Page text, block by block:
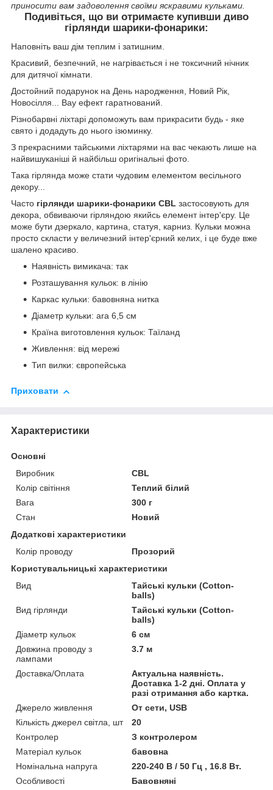
приносити вам задоволення своїми яскравими кульками.
Подивіться, що ви отримаєте купивши диво
гірлянди шарики-фонарики:
Наповніть ваш дім теплим і затишним.
Красивий, безпечний, не нагрівається і не токсичний нічник
для дитячої кімнати.
Достойний подарунок на День народження, Новий Рік,
Новосілля... Вау ефект гаратнований.
Різнобарвні ліхтарі допоможуть вам прикрасити будь - яке
свято і додадуть до нього ізюминку.
З прекрасними тайськими ліхтарями на вас чекають лише на
найвишуканіші й найбільш оригінальні фото.
Така гірлянда може стати чудовим елементом весільного
декору...
Часто гірлянди шарики-фонарики CBL застосовують для
декора, обвиваючи гірляндою якийсь елемент інтер'єру. Це
може бути дзеркало, картина, статуя, карниз. Кульки можна
просто скласти у величезний інтер'єрний келих, і це буде вже
шалено красиво.
Наявність вимикача: так
Розташування кульок: в лінію
Каркас кульки: бавовняна нитка
Діаметр кульки: ara 6,5 см
Країна виготовлення кульок: Таїланд
Живлення: від мережі
Тип вилки: європейська
Приховати
Характеристики
Основні
Виробник
CBL
Колір світіння
Теплий білий
Вага
300 г
Стан
Новий
Додаткові характеристики
Колір проводу
Прозорий
Користувальницькі характеристики
Вид
Тайські кульки (Cotton-
balls)
Вид гірлянди
Тайські кульки (Cotton-
balls)
Діаметр кульок
6 см
Довжина проводу з
лампами
3.7 м
Доставка/Оплата
Актуальна наявність.
Доставка 1-2 дні. Оплата у
разі отримання або картка.
Джерело живлення
От сети, USB
Кількість джерел світла, шт
20
Контролер
З контролером
Матеріал кульок
бавовна
Номінальна напруга
220-240 В / 50 Гц , 16.8 Вт.
Особливості
Бавовняні